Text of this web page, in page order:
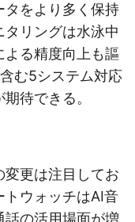
タをより多く保持
リングは水泳中
る精度向上も謳
む5システム対応
待できる。
更は注目してお
トウォッチはAI音
の活用場面が増